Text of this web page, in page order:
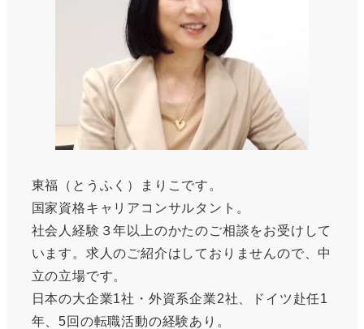
東福（とうふく）まりこです。
国家資格キャリアコンサルタント。
社会人経験３年以上のかたのご相談をお受けして
います。求人のご紹介はしておりませんので、中
立の立場です。
日本の大企業1社・外資系企業2社、ドイツ赴任1
年、5回の転職活動の経験あり。